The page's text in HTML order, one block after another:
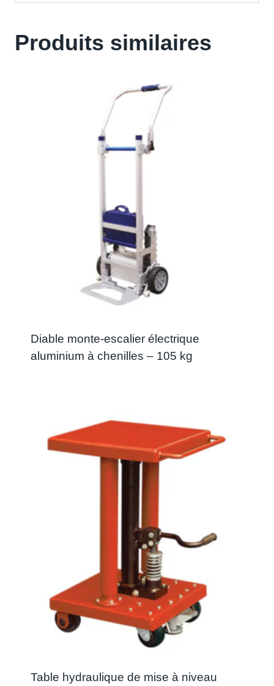
Produits similaires
Diable monte-escalier électrique
aluminium à chenilles – 105 kg
Table hydraulique de mise à niveau